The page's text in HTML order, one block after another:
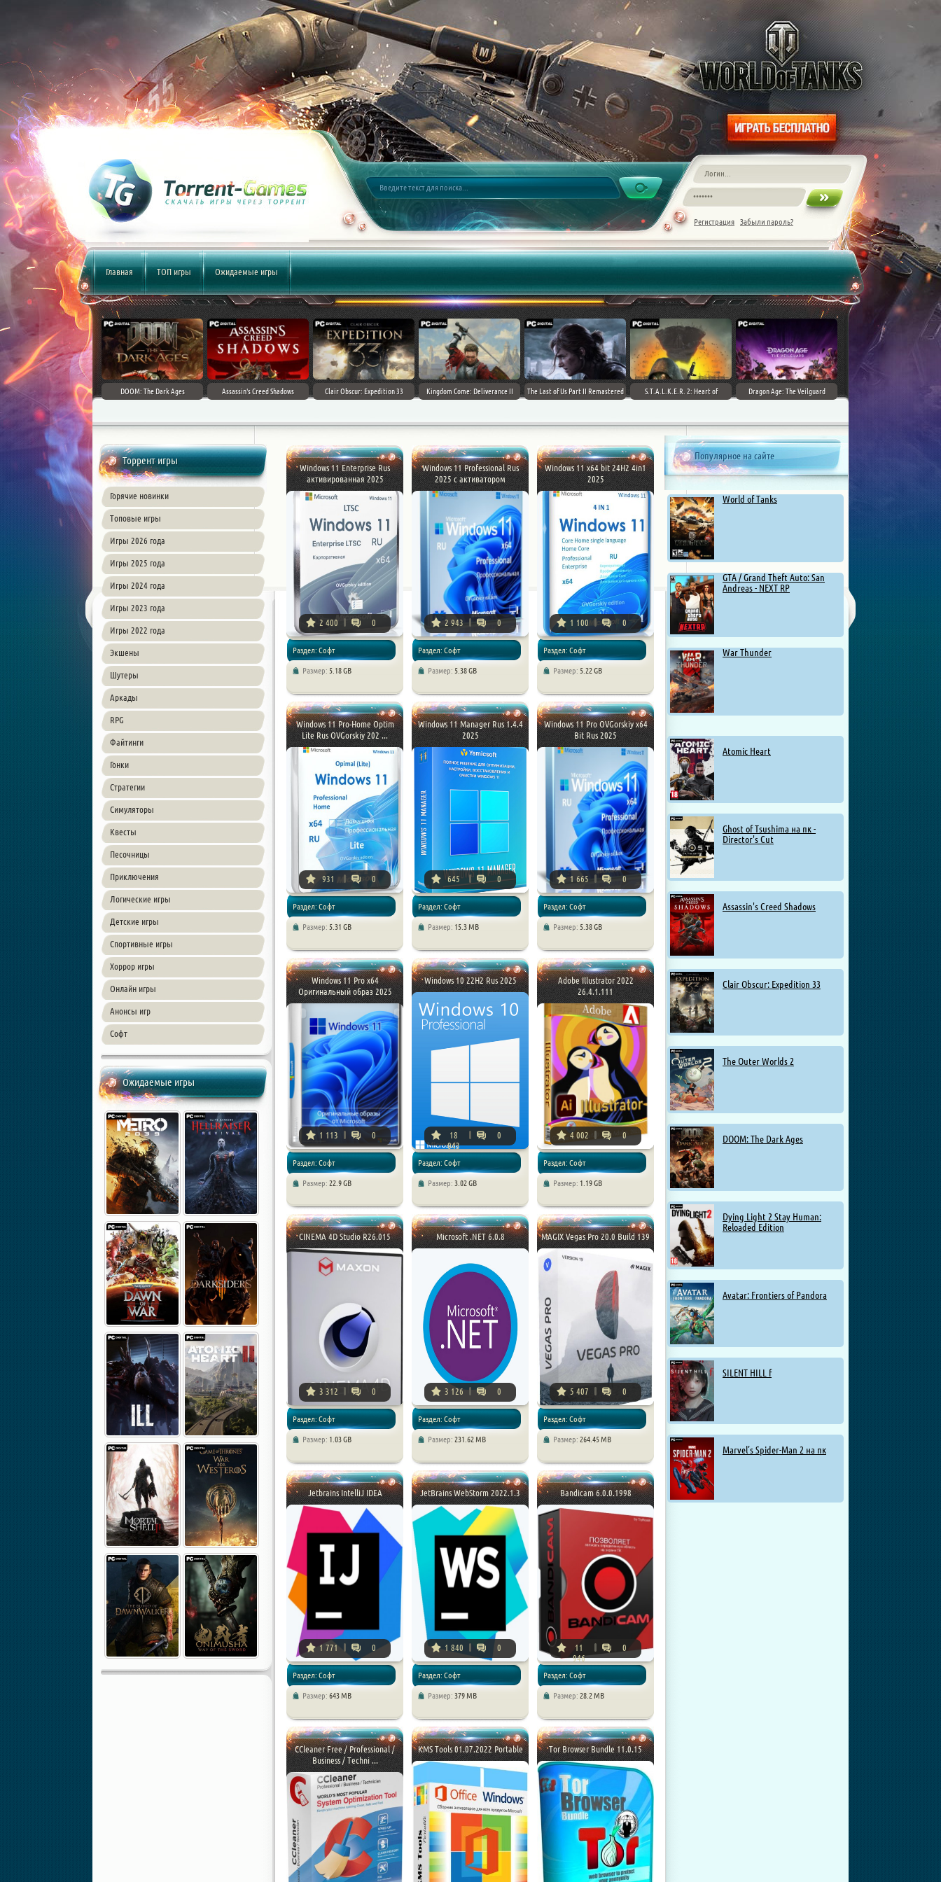
Регистрация Забыли пароль?
Главная ТОП игры Ожидаемые игры
DOOM: The Dark Ages Assassin's Creed Shadows Clair Obscur: Expedition 33 Kingdom Come: Deliverance II The Last of Us Part II Remastered
S.T.A.L.K.E.R. 2: Heart of
Dragon Age: The Veilguard
Торрент игры
Горячие новинки
Топовые игры
Игры 2026 года
Игры 2025 года
Игры 2024 года
Игры 2023 года
Игры 2022 года
Экшены
Шутеры
Аркады
RPG
Файтинги
Гонки
Стратегии
Симуляторы
Квесты
Песочницы
Приключения
Логические игры
Детские игры
Спортивные игры
Хоррор игры
Онлайн игры
Анонсы игр
Софт
Ожидаемые игры
Популярное на сайте
World of Tanks
GTA / Grand Theft Auto: San
Andreas - NEXT RP
War Thunder
Atomic Heart
Ghost of Tsushima на пк -
Director's Cut
Assassin's Creed Shadows
Clair Obscur: Expedition 33
The Outer Worlds 2
DOOM: The Dark Ages
Dying Light 2 Stay Human:
Reloaded Edition
Avatar: Frontiers of Pandora
SILENT HILL f
Marvel’s Spider-Man 2 на пк
Windows 11 Enterprise Rus
активированная 2025
2 400 0
Раздел: Софт
Размер: 5.18 GB
Windows 11 Professional Rus
2025 с активатором
2 943 0
Раздел: Софт
Размер: 5.38 GB
Windows 11 x64 bit 24H2 4in1
2025
1 100 0
Раздел: Софт
Размер: 5.22 GB
Windows 11 Pro-Home Optim
Lite Rus OVGorskiy 202 ...
931 0
Раздел: Софт
Размер: 5.31 GB
Windows 11 Manager Rus 1.4.4
2025
645 0
Раздел: Софт
Размер: 15.3 MB
Windows 11 Pro OVGorskiy x64
Bit Rus 2025
1 665 0
Раздел: Софт
Размер: 5.38 GB
Windows 11 Pro x64
Оригинальный образ 2025
1 113 0
Раздел: Софт
Размер: 22.9 GB
Windows 10 22H2 Rus 2025
18
043
0
Раздел: Софт
Размер: 3.02 GB
Adobe Illustrator 2022
26.4.1.111
4 002 0
Раздел: Софт
Размер: 1.19 GB
CINEMA 4D Studio R26.015
3 312 0
Раздел: Софт
Размер: 1.03 GB
Microsoft .NET 6.0.8
3 126 0
Раздел: Софт
Размер: 231.62 MB
MAGIX Vegas Pro 20.0 Build 139
5 407 0
Раздел: Софт
Размер: 264.45 MB
Jetbrains IntelliJ IDEA
1 771 0
Раздел: Софт
Размер: 643 MB
JetBrains WebStorm 2022.1.3
1 840 0
Раздел: Софт
Размер: 379 MB
Bandicam 6.0.0.1998
11
946
0
Раздел: Софт
Размер: 28.2 MB
CCleaner Free / Professional /
Business / Techni ...
KMS Tools 01.07.2022 Portable Tor Browser Bundle 11.0.15